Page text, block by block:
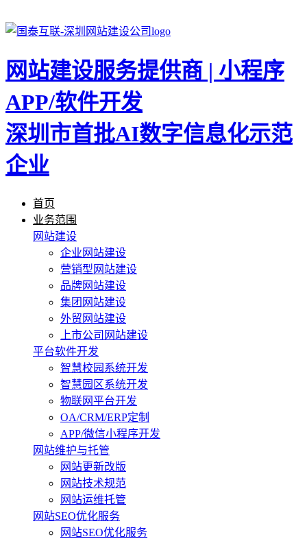
网站建设服务提供商 | 小程序
APP/软件开发
深圳市首批AI数字信息化示范
企业
首页
业务范围
网站建设
企业网站建设
营销型网站建设
品牌网站建设
集团网站建设
外贸网站建设
上市公司网站建设
平台软件开发
智慧校园系统开发
智慧园区系统开发
物联网平台开发
OA/CRM/ERP定制
APP/微信小程序开发
网站维护与托管
网站更新改版
网站技术规范
网站运维托管
网站SEO优化服务
网站SEO优化服务